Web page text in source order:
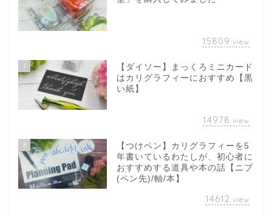
15809 view
7
【ダイソー】まっくろミニカード
はカリグラフィーにおすすめ【黒
い紙】
14978 view
8
【つけペン】カリグラフィーを5
年書いているわたしが、初心者に
おすすめする道具や本の話【ニブ
(ペン先)/軸/本】
14612 view